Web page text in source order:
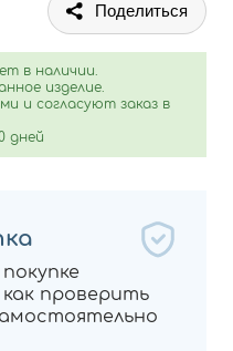
Поделиться
в наличии.
изделие.
и согласуют заказ в
дней
проверить